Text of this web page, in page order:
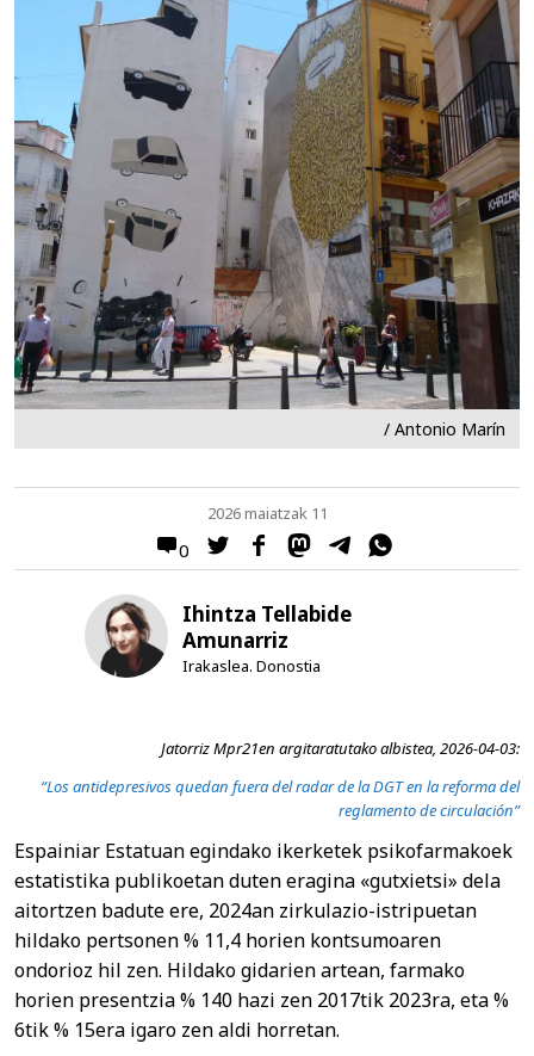
/ Antonio Marín
0
2026 maiatzak 11
Ihintza Tellabide
Amunarriz
Irakaslea. Donostia
Jatorriz Mpr21en argitaratutako albistea, 2026-04-03:
“Los antidepresivos quedan fuera del radar de la DGT en la reforma del
reglamento de circulación”
Espainiar Estatuan egindako ikerketek psikofarmakoek
estatistika publikoetan duten eragina «gutxietsi» dela
aitortzen badute ere, 2024an zirkulazio-istripuetan
hildako pertsonen % 11,4 horien kontsumoaren
ondorioz hil zen. Hildako gidarien artean, farmako
horien presentzia % 140 hazi zen 2017tik 2023ra, eta %
6tik % 15era igaro zen aldi horretan.